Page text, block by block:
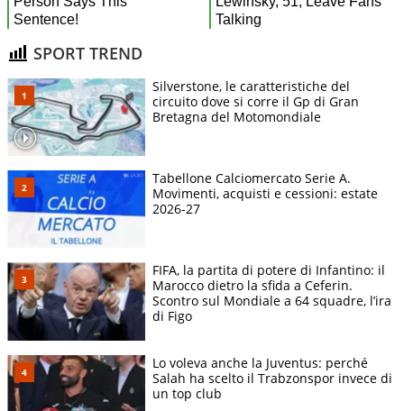
SPORT TREND
Silverstone, le caratteristiche del
circuito dove si corre il Gp di Gran
Bretagna del Motomondiale
Tabellone Calciomercato Serie A.
Movimenti, acquisti e cessioni: estate
2026-27
FIFA, la partita di potere di Infantino: il
Marocco dietro la sfida a Ceferin.
Scontro sul Mondiale a 64 squadre, l’ira
di Figo
Lo voleva anche la Juventus: perché
Salah ha scelto il Trabzonspor invece di
un top club